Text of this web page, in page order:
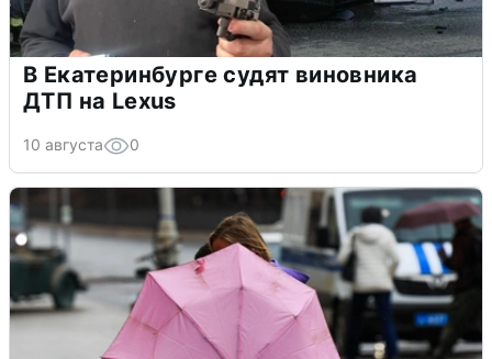
В Екатеринбурге судят виновника
ДТП на Lexus
10 августа 0